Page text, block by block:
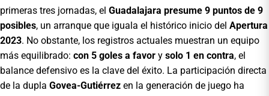
primeras tres jornadas, el Guadalajara presume 9 puntos de 9
posibles, un arranque que iguala el histórico inicio del Apertura
2023. No obstante, los registros actuales muestran un equipo
más equilibrado: con 5 goles a favor y solo 1 en contra, el
balance defensivo es la clave del éxito. La participación directa
de la dupla Govea-Gutiérrez en la generación de juego ha